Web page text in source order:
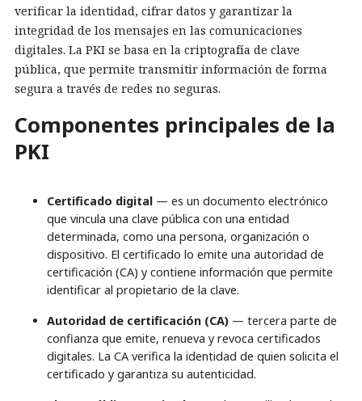
verificar la identidad, cifrar datos y garantizar la
integridad de los mensajes en las comunicaciones
digitales. La PKI se basa en la criptografía de clave
pública, que permite transmitir información de forma
segura a través de redes no seguras.
Componentes principales de la
PKI
Certificado digital — es un documento electrónico
que vincula una clave pública con una entidad
determinada, como una persona, organización o
dispositivo. El certificado lo emite una autoridad de
certificación (CA) y contiene información que permite
identificar al propietario de la clave.
Autoridad de certificación (CA) — tercera parte de
confianza que emite, renueva y revoca certificados
digitales. La CA verifica la identidad de quien solicita el
certificado y garantiza su autenticidad.